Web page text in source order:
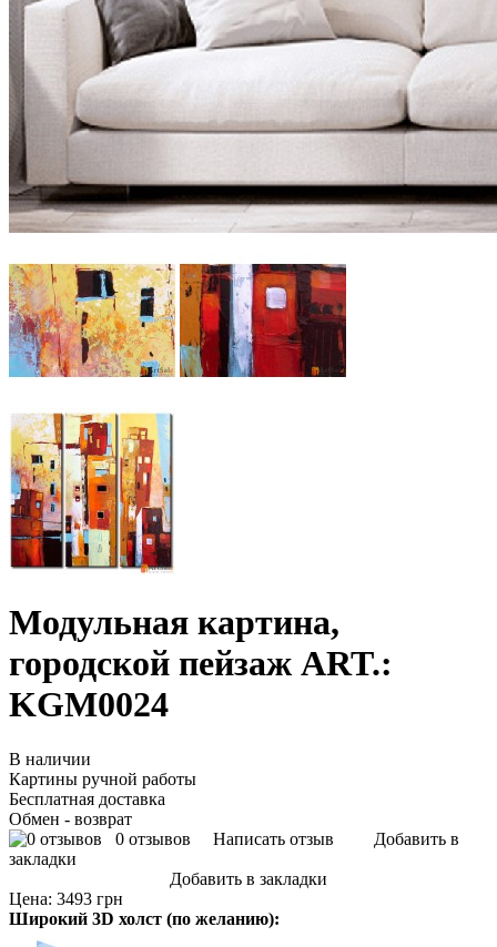
Модульная картина,
городской пейзаж ART.:
KGM0024
В наличии
Картины ручной работы
Бесплатная доставка
Обмен - возврат
0 отзывов
Написать отзыв
Добавить в
закладки
Добавить в закладки
Цена: 3493 грн
Широкий 3D холст (по желанию):